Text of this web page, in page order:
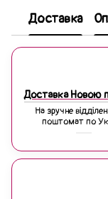
Доставка
Доставка Новою
На зручне
поштомат по